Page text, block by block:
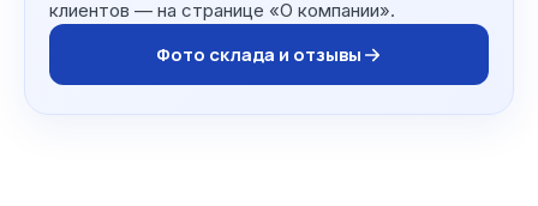
клиентов — на странице «О компании».
Фото склада и отзывы